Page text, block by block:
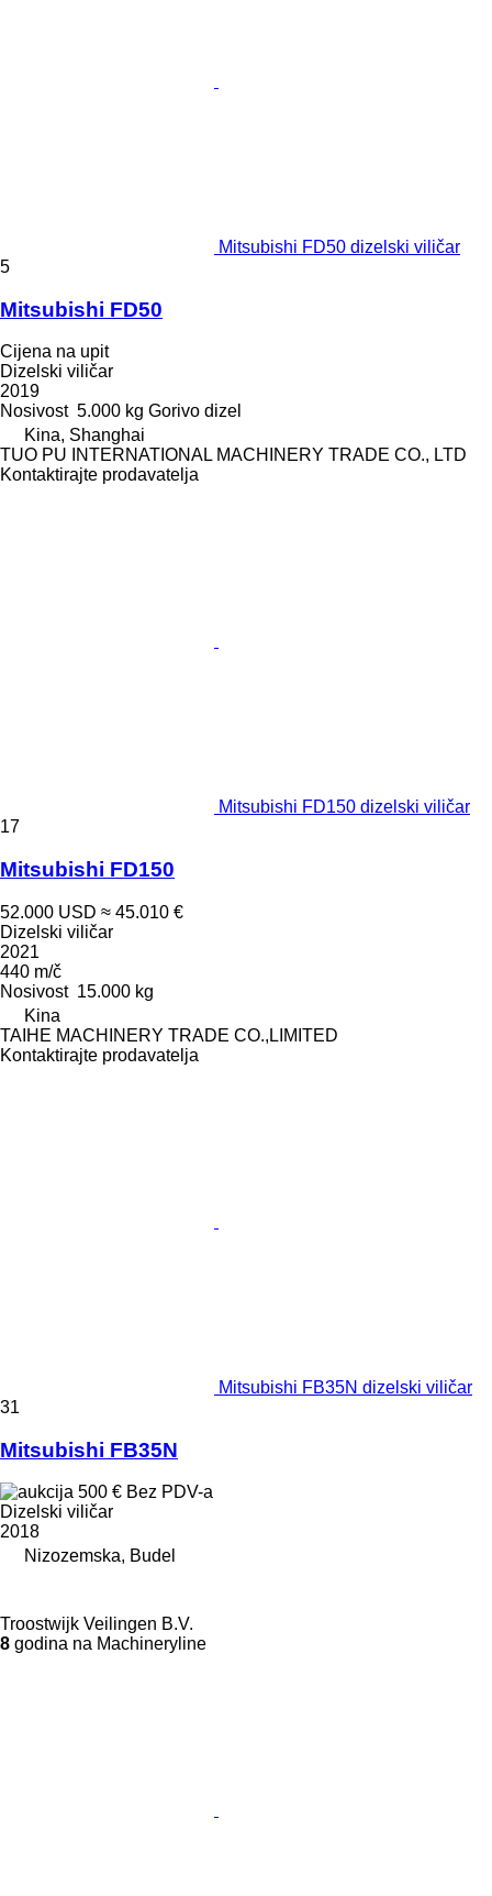
Mitsubishi FD50 dizelski viličar
5
Mitsubishi FD50
Cijena na upit
Dizelski viličar
2019
Nosivost 5.000 kg Gorivo dizel
Kina, Shanghai
TUO PU INTERNATIONAL MACHINERY TRADE CO., LTD
Kontaktirajte prodavatelja
Mitsubishi FD150 dizelski viličar
17
Mitsubishi FD150
52.000 USD ≈ 45.010 €
Dizelski viličar
2021
440 m/č
Nosivost 15.000 kg
Kina
TAIHE MACHINERY TRADE CO.,LIMITED
Kontaktirajte prodavatelja
Mitsubishi FB35N dizelski viličar
31
Mitsubishi FB35N
500 € Bez PDV-a
Dizelski viličar
2018
Nizozemska, Budel
Troostwijk Veilingen B.V.
8 godina na Machineryline